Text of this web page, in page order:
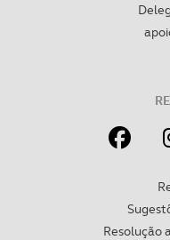
Resolução